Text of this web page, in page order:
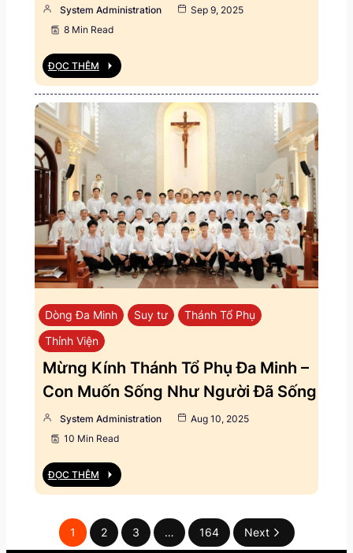
System Administration
Sep 9, 2025
8 Min Read
ĐỌC THÊM
Dòng Đa Minh Suy tư
Thánh Tổ Phụ
Thỉnh Viện
Mừng Kính Thánh Tổ Phụ Đa Minh –
Con Muốn Sống Như Người Đã Sống
System Administration
Aug 10, 2025
10 Min Read
ĐỌC THÊM
1 2 3 … 164 Next